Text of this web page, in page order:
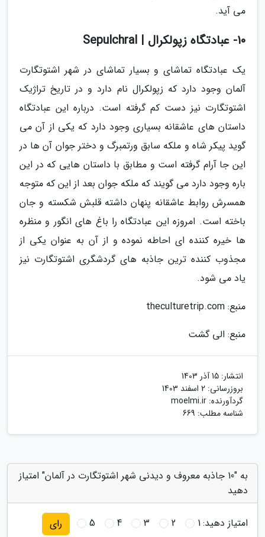
می آید.
10- عبادتگاه زپولکرال | Sepulchral
یک عبادتگاه تماشای و بسیار تماشای در شهر اشتوتگارت
آلمان وجود دارد که زپولکرال نام دارد و در تاریخ تراژیک
اشتوتگارت نیز دست کم گرفته است. درباره این عبادتگاه
داستان های عاشقانه بسیاری وجود دارد که یکی از آن می
گوید پیکر شاه و ملکه سابق ورتمبرگ و دختر جوان آن ها در
این جا آرام گرفته است و مطابق با داستان هایی که در این
باره وجود دارد می گویند که ملکه جوان بعد از این که متوجه
همسرش روابط عاشقانه پنهان داشته قلبش شکسته و جان
باخته است. امروزه این عبادتگاه را باغ های انگور و منظره
ها خیره کننده ای احاطه نموده و از آن به عنوان یکی از
مجذوب کننده ترین جاذبه های گردشگری اشتوتگارت نیز
یاد می شود.
منبع: theculturetrip.com
منبع: الی گشت
انتشار: 15 آذر 1403
بروزرسانی: 2 اسفند 1403
گردآورنده: moelmi.ir
شناسه مطلب: 669
به "10 جاذبه معروف و دیدنی شهر اشتوتگارت در آلمان" امتیاز
دهید
امتیاز دهید:1
2
3
4
5 رای